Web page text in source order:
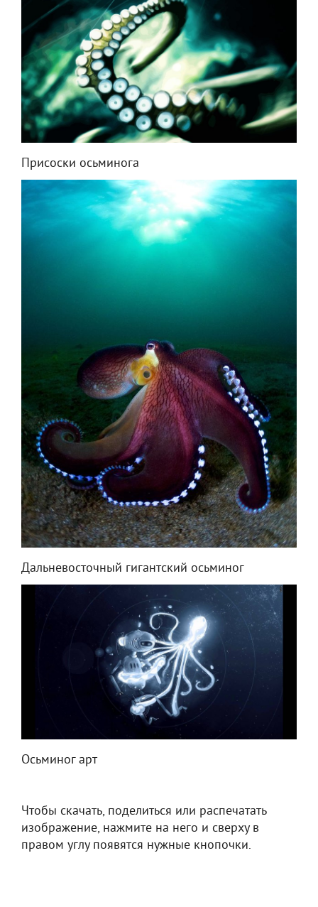
Присоски осьминога
Дальневосточный гигантский осьминог
Осьминог арт
Чтобы скачать, поделиться или распечатать
изображение, нажмите на него и сверху в
правом углу появятся нужные кнопочки.